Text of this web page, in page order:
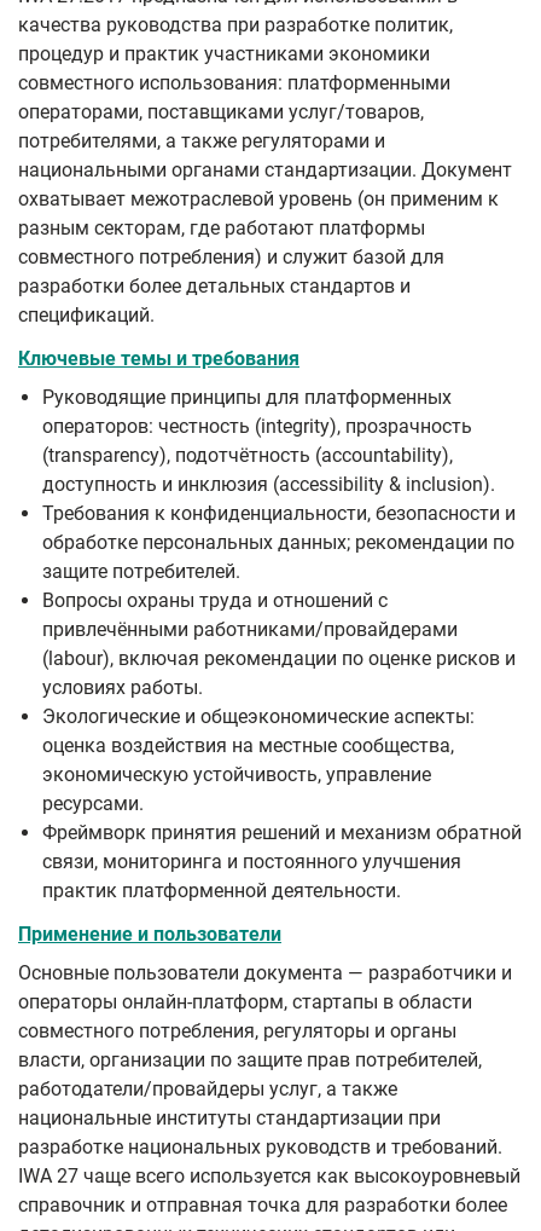
качества руководства при разработке политик,
процедур и практик участниками экономики
совместного использования: платформенными
операторами, поставщиками услуг/товаров,
потребителями, а также регуляторами и
национальными органами стандартизации. Документ
охватывает межотраслевой уровень (он применим к
разным секторам, где работают платформы
совместного потребления) и служит базой для
разработки более детальных стандартов и
спецификаций.
Ключевые темы и требования
Руководящие принципы для платформенных
операторов: честность (integrity), прозрачность
(transparency), подотчётность (accountability),
доступность и инклюзия (accessibility & inclusion).
Требования к конфиденциальности, безопасности и
обработке персональных данных; рекомендации по
защите потребителей.
Вопросы охраны труда и отношений с
привлечёнными работниками/провайдерами
(labour), включая рекомендации по оценке рисков и
условиях работы.
Экологические и общеэкономические аспекты:
оценка воздействия на местные сообщества,
экономическую устойчивость, управление
ресурсами.
Фреймворк принятия решений и механизм обратной
связи, мониторинга и постоянного улучшения
практик платформенной деятельности.
Применение и пользователи
Основные пользователи документа — разработчики и
операторы онлайн-платформ, стартапы в области
совместного потребления, регуляторы и органы
власти, организации по защите прав потребителей,
работодатели/провайдеры услуг, а также
национальные институты стандартизации при
разработке национальных руководств и требований.
IWA 27 чаще всего используется как высокоуровневый
справочник и отправная точка для разработки более